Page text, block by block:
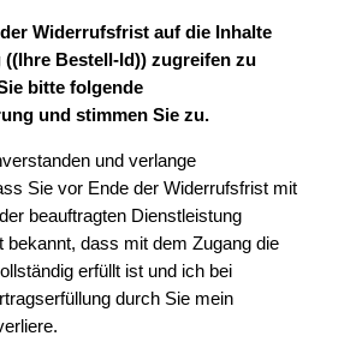
Widerrufsfrist auf die Inhalte
((Ihre Bestell-Id)) zugreifen zu
bitte folgende
und stimmen Sie zu.
und verlange
Sie vor Ende der Widerrufsfrist mit
beauftragten Dienstleistung
bekannt, dass mit dem Zugang die
erfüllt ist und ich bei
durch Sie mein